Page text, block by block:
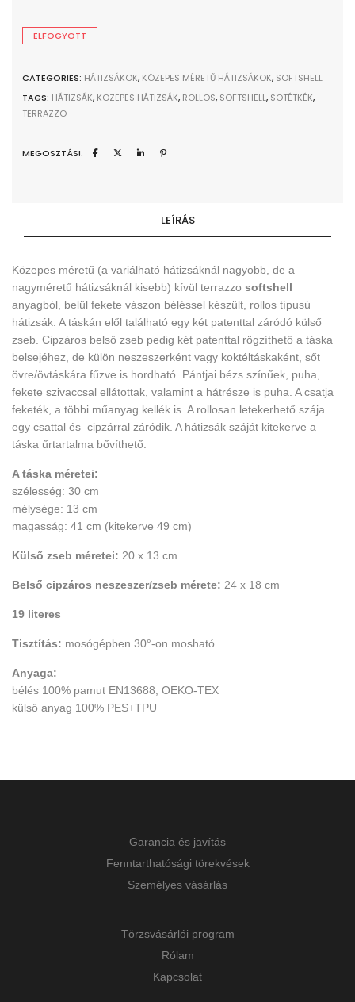
ELFOGYOTT
CATEGORIES: HÁTIZSÁKOK, KÖZEPES MÉRETŰ HÁTIZSÁKOK, SOFTSHELL
TAGS: HÁTIZSÁK, KÖZEPES HÁTIZSÁK, ROLLOS, SOFTSHELL, SÖTÉTKÉK,
TERRAZZO
MEGOSZTÁS!:
LEÍRÁS
Közepes méretű (a variálható hátizsáknál nagyobb, de a
nagyméretű hátizsáknál kisebb) kívül terrazzo softshell
anyagból, belül fekete vászon béléssel készült, rollos típusú
hátizsák. A táskán elől található egy két patenttal záródó külső
zseb. Cipzáros belső zseb pedig két patenttal rögzíthető a táska
belsejéhez, de külön neszeszerként vagy koktéltáskaként, sőt
övre/övtáskára fűzve is hordható. Pántjai bézs színűek, puha,
fekete szivaccsal ellátottak, valamint a hátrésze is puha. A csatja
feketék, a többi műanyag kellék is. A rollosan letekerhető szája
egy csattal és cipzárral záródik. A hátizsák száját kitekerve a
táska űrtartalma bővíthető.
A táska méretei:
szélesség: 30 cm
mélysége: 13 cm
magasság: 41 cm (kitekerve 49 cm)
Külső zseb méretei: 20 x 13 cm
Belső cipzáros neszeszer/zseb mérete: 24 x 18 cm
19 literes
Tisztítás: mosógépben 30°-on mosható
Anyaga:
bélés 100% pamut EN13688, OEKO-TEX
külső anyag 100% PES+TPU
Garancia és javítás
Fenntarthatósági törekvések
Személyes vásárlás
Törzsvásárlói program
Rólam
Kapcsolat